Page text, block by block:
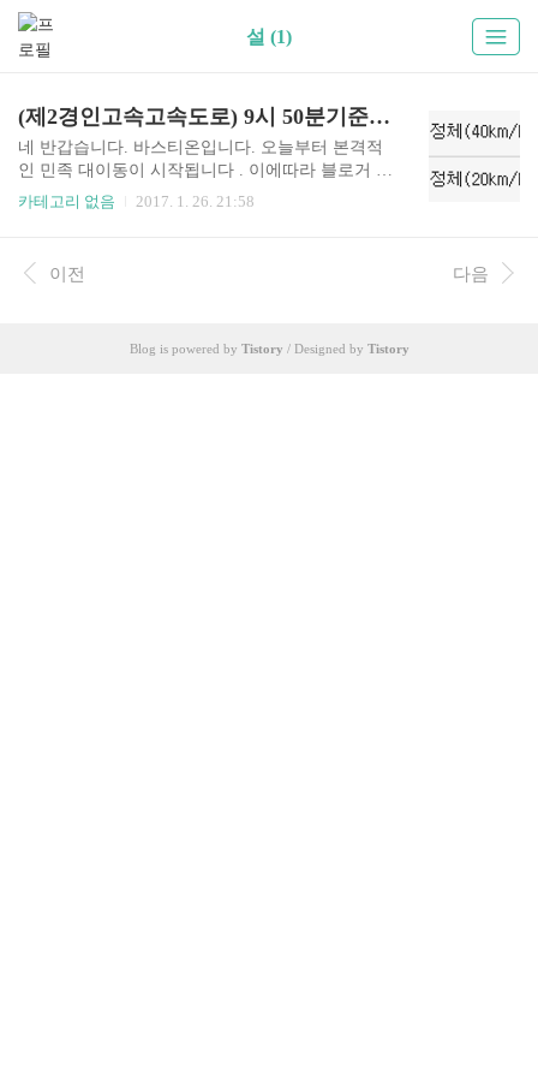
설 (1)
(제2경인고속고속도로) 9시 50분기준 실시간 고속도로 혼잡구간 !!
네 반갑습니다. 바스티온입니다. 오늘부터 본격적
인 민족 대이동이 시작됩니다 . 이에따라 블로거 바
스티온은 설날 연휴 실시간으로 고속도로 혼잡구
바랍니다. !!현재 1월 26일 9시 50분 기준입니다!!
카테고리 없음 2017. 1. 26. 21:58
이전 다음
Blog is powered by Tistory / Designed by Tistory